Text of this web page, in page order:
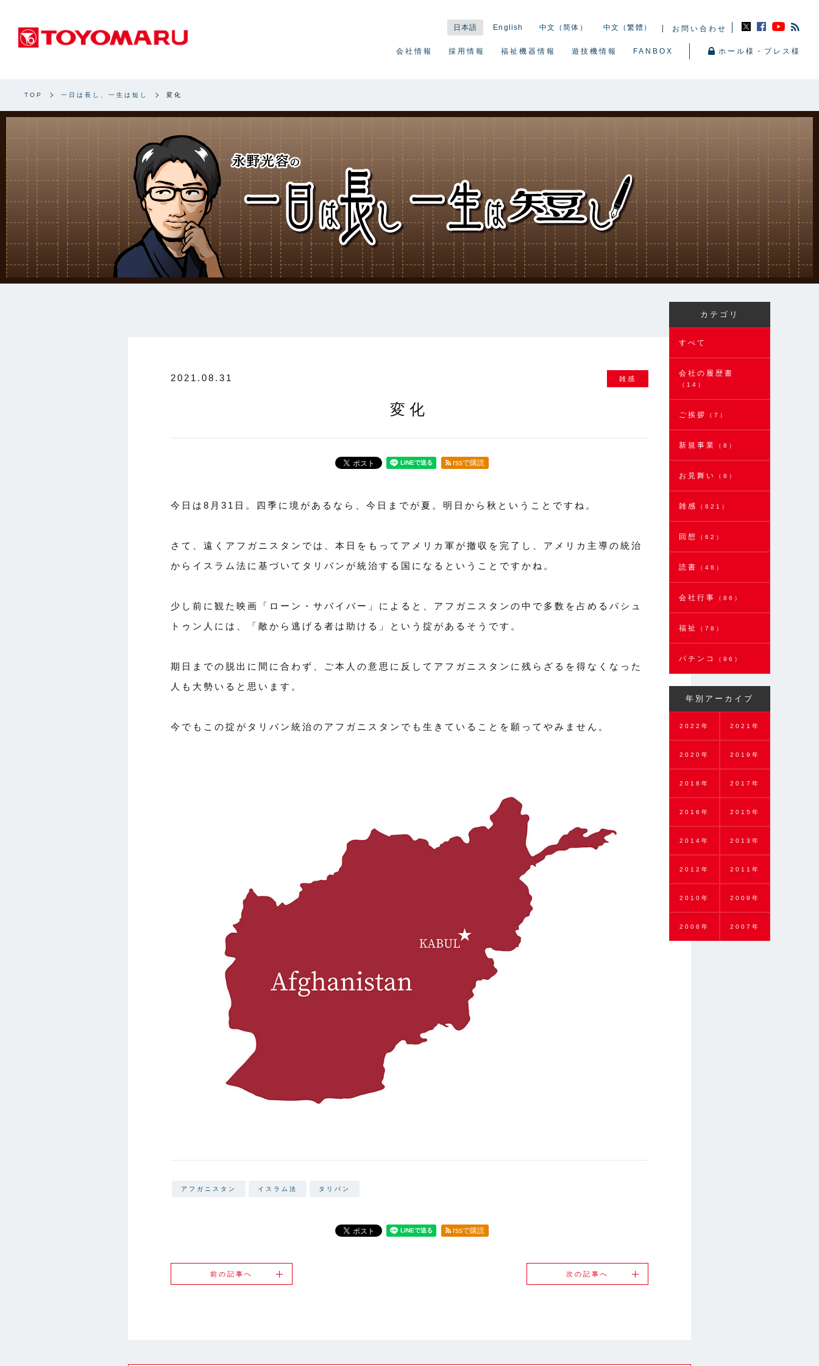
日本語 English 中文（简体） 中文（繁體） お問い合わせ
会社情報 採用情報 福祉機器情報 遊技機情報 FANBOX ホール様・プレス様
TOP 一日は長し、一生は短し 変化
カテゴリ
すべて
会社の履歴書
（14）
ご挨拶 （7）
新規事業 （8）
お見舞い （8）
雑感 （621）
回想 （62）
読書 （48）
会社行事 （86）
福祉 （78）
パチンコ （96）
年別アーカイブ
2022年 2021年
2020年 2019年
2018年 2017年
2016年 2015年
2014年 2013年
2012年 2011年
2010年 2009年
2008年 2007年
2021.08.31 雑感
変化
rssで購読
今日は8月31日。四季に境があるなら、今日までが夏。明日から秋ということですね。
さて、遠くアフガニスタンでは、本日をもってアメリカ軍が撤収を完了し、アメリカ主導の統治
からイスラム法に基づいてタリバンが統治する国になるということですかね。
少し前に観た映画「ローン・サバイバー」によると、アフガニスタンの中で多数を占めるパシュ
トゥン人には、「敵から逃げる者は助ける」という掟があるそうです。
期日までの脱出に間に合わず、ご本人の意思に反してアフガニスタンに残らざるを得なくなった
人も大勢いると思います。
今でもこの掟がタリバン統治のアフガニスタンでも生きていることを願ってやみません。
アフガニスタン イスラム法 タリバン
rssで購読
前の記事へ 次の記事へ